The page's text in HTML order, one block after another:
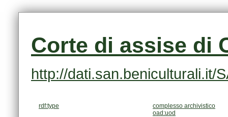
Corte di assise di
http://dati.san.beniculturali.it/
rdf:type
complesso archivistico
oad:uod